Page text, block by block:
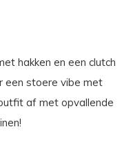
hakken en een clutch
een stoere vibe met
af met opvallende